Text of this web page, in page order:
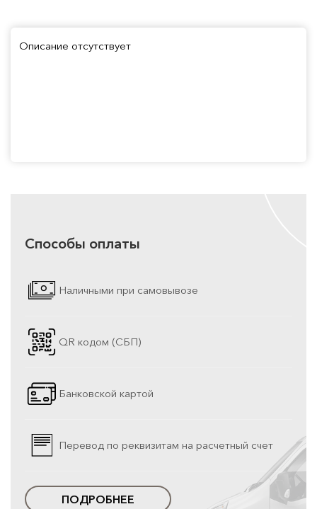
Описание отсутствует
Способы оплаты
Наличными при самовывозе
QR кодом (СБП)
Банковской картой
Перевод по реквизитам на расчетный счет
ПОДРОБНЕЕ